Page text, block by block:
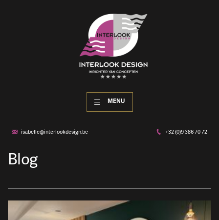
MENU
isabelle@interlookdesign.be +32 (0)9 386 70 72
Blog